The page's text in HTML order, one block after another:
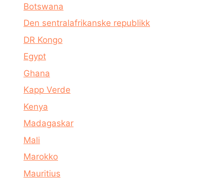
Botswana
Den sentralafrikanske republikk
DR Kongo
Egypt
Ghana
Kapp Verde
Kenya
Madagaskar
Mali
Marokko
Mauritius